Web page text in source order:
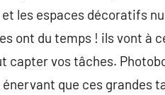
les espaces décoratifs
ont du temps ! ils vont à
capter vos tâches.
énervant que ces grandes